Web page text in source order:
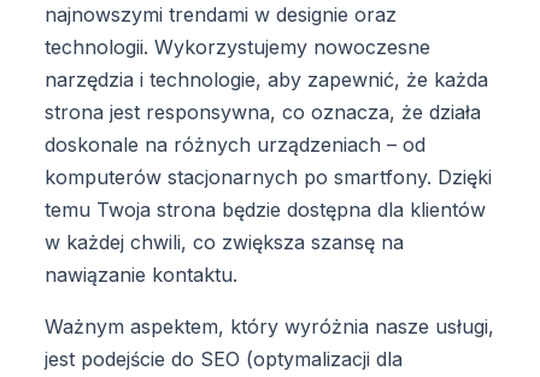
najnowszymi trendami w designie oraz
technologii. Wykorzystujemy nowoczesne
narzędzia i technologie, aby zapewnić, że każda
strona jest responsywna, co oznacza, że działa
doskonale na różnych urządzeniach – od
komputerów stacjonarnych po smartfony. Dzięki
temu Twoja strona będzie dostępna dla klientów
w każdej chwili, co zwiększa szansę na
nawiązanie kontaktu.
Ważnym aspektem, który wyróżnia nasze usługi,
jest podejście do SEO (optymalizacji dla